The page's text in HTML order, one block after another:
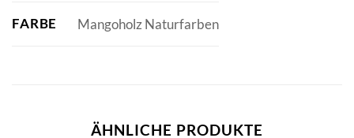
FARBE Mangoholz Naturfarben
ÄHNLICHE PRODUKTE